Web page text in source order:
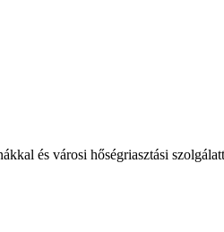
és városi hőségriasztási